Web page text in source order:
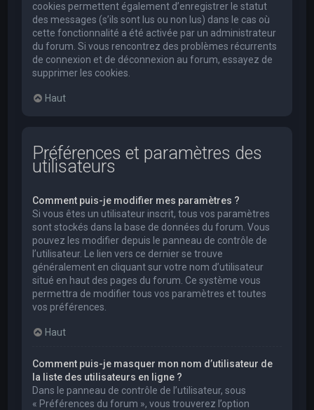
cookies permettent également d’enregistrer le statut
des messages (s’ils sont lus ou non lus) dans le cas où
cette fonctionnalité a été activée par un administrateur
du forum. Si vous rencontrez des problèmes récurrents
de connexion et de déconnexion au forum, essayez de
supprimer les cookies.
Haut
Préférences et paramètres des
utilisateurs
Comment puis-je modifier mes paramètres ?
Si vous êtes un utilisateur inscrit, tous vos paramètres
sont stockés dans la base de données du forum. Vous
pouvez les modifier depuis le panneau de contrôle de
l’utilisateur. Le lien vers ce dernier se trouve
généralement en cliquant sur votre nom d’utilisateur
situé en haut des pages du forum. Ce système vous
permettra de modifier tous vos paramètres et toutes
vos préférences.
Haut
Comment puis-je masquer mon nom d’utilisateur de
la liste des utilisateurs en ligne ?
Dans le panneau de contrôle de l’utilisateur, sous
« Préférences du forum », vous trouverez l’option